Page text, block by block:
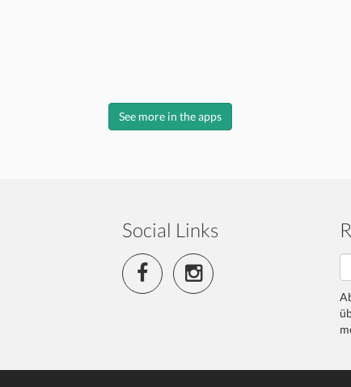
See more in the apps
Social Links